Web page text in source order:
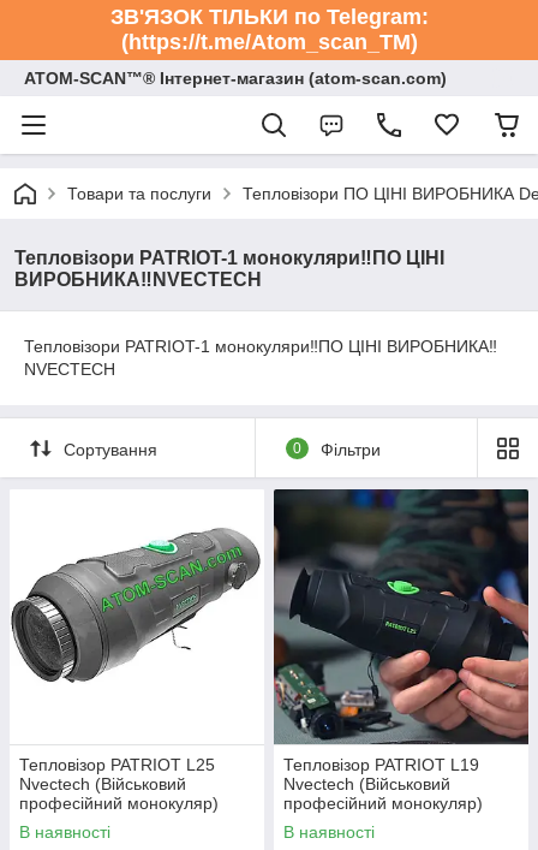
ЗВ'ЯЗОК ТІЛЬКИ по Telegram:
(https://t.me/Atom_scan_TM)
ATOM-SCAN™® Інтернет-магазин (atom-scan.com)
Товари та послуги Тепловізори ПО ЦІНІ ВИРОБНИКА
Тепловізори PATRIOT-1 монокуляри‼️ПО ЦІНІ
ВИРОБНИКА‼️NVECTECH
Тепловізори PATRIOT-1 монокуляри‼️ПО ЦІНІ ВИРОБНИКА‼️
NVECTECH
Сортування 0 Фільтри
Тепловізор PATRIOT L25
Nvectech (Військовий
професійний монокуляр)
В наявності
Тепловізор PATRIOT L19
Nvectech (Військовий
професійний монокуляр)
В наявності